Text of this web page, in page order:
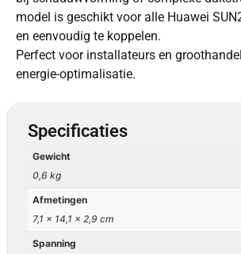
model is geschikt voor alle Huawei
en eenvoudig te koppelen.
Perfect voor installateurs en
energie-optimalisatie.
Specificaties
Gewicht
0,6 kg
Afmetingen
7,1 × 14,1 × 2,9 cm
Spanning